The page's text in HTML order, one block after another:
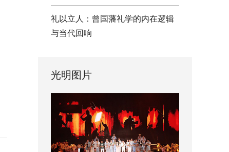
礼以立人：曾国藩礼学的内在逻辑
与当代回响
光明图片